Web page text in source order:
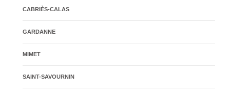
CABRIÈS-CALAS
GARDANNE
MIMET
SAINT-SAVOURNIN